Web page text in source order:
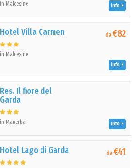
in Malcesine Info
Hotel Villa Carmen
in Malcesine
da€82
Info
Res. Il fiore del
Garda
in Manerba Info
Hotel Lago di Garda da€41